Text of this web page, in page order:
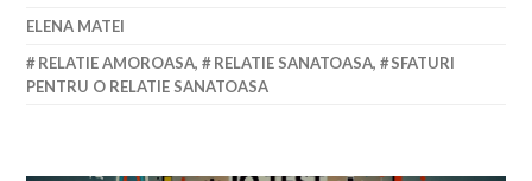
ELENA MATEI
RELATIE AMOROASA, RELATIE SANATOASA,
SFATURI
PENTRU O RELATIE SANATOASA